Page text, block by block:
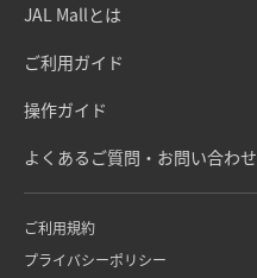
JAL Mallとは
ご利用ガイド
操作ガイド
よくあるご質問・お問い合わせ
ご利用規約
プライバシーポリシー